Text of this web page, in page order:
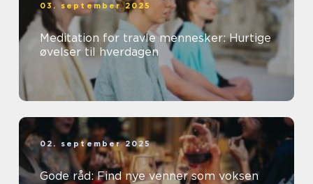
03. september 2025
Meditation for travle mennesker: Hurtige
øvelser til hverdagen
02. september 2025
Gode råd: Find nye venner som voksen